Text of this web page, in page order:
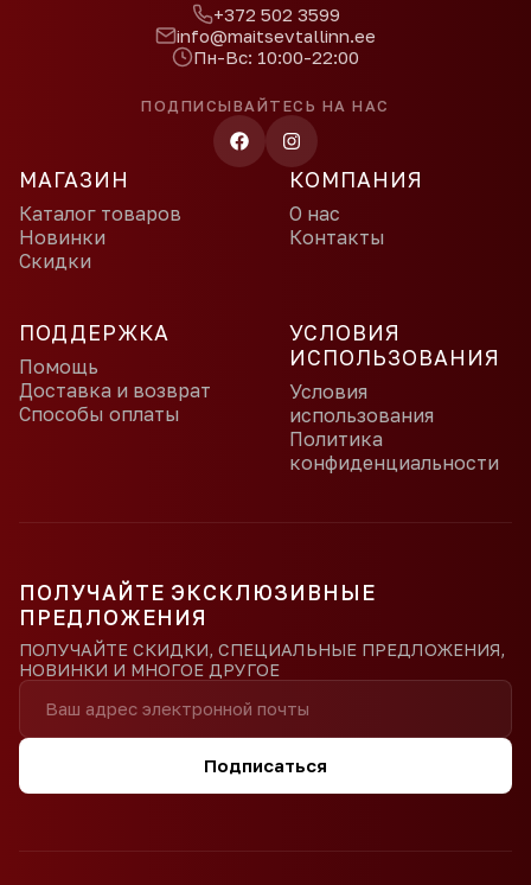
+372 502 3599
info@maitsevtallinn.ee
Пн-Вс: 10:00-22:00
ПОДПИСЫВАЙТЕСЬ НА НАС
МАГАЗИН
Каталог товаров
Новинки
Скидки
КОМПАНИЯ
О нас
Контакты
ПОДДЕРЖКА
Помощь
Доставка и возврат
Способы оплаты
УСЛОВИЯ
ИСПОЛЬЗОВАНИЯ
Условия
использования
Политика
конфиденциальности
ПОЛУЧАЙТЕ ЭКСКЛЮЗИВНЫЕ
ПРЕДЛОЖЕНИЯ
ПОЛУЧАЙТЕ СКИДКИ, СПЕЦИАЛЬНЫЕ ПРЕДЛОЖЕНИЯ,
НОВИНКИ И МНОГОЕ ДРУГОЕ
Подписаться